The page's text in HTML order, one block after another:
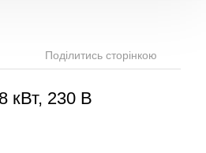
Поділитись сторінкою
кВт, 230 В